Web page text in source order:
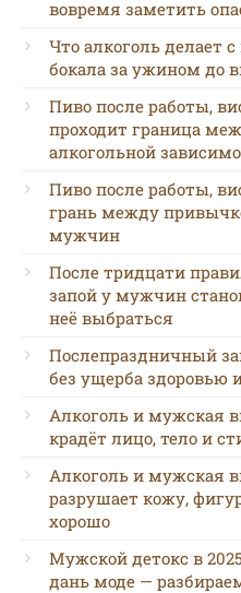
вовремя заметить
Что алкоголь делает
бокала за ужином до
Пиво после работы,
проходит граница
алкогольной
Пиво после работы,
грань между
мужчин
После тридцати
запой у мужчин
неё выбраться
Послепраздничный
без ущерба здоровью
Алкоголь и мужская
крадёт лицо, тело и
Алкоголь и мужская
разрушает кожу,
хорошо
Мужской детокс в
дань моде —